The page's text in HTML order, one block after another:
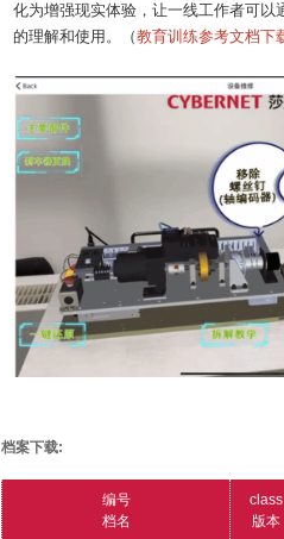
化为增强现实体验，让一线工作者可以
的理解和使用。
（教育训练参考文档下
档案下载:
编号
档名
class
版本